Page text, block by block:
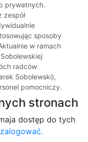
prywatnych.
zespół
sposoby
w ramach
radców
Sobolewski),
pomocniczy.
stronach
dostęp do tych